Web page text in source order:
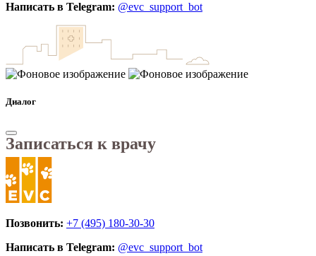
Написать в Telegram: @evc_support_bot
Диалог
Записаться к врачу
Позвонить: +7 (495) 180-30-30
Написать в Telegram: @evc_support_bot